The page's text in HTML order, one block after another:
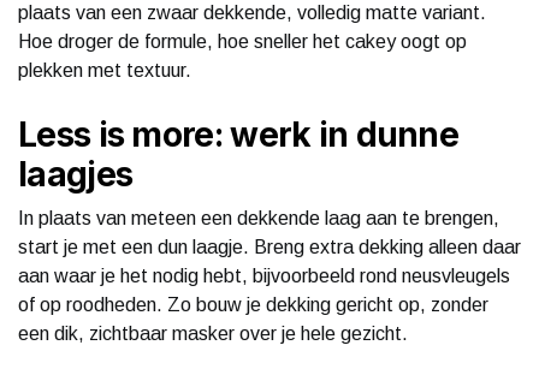
plaats van een zwaar dekkende, volledig matte variant.
Hoe droger de formule, hoe sneller het cakey oogt op
plekken met textuur.
Less is more: werk in dunne
laagjes
In plaats van meteen een dekkende laag aan te brengen,
start je met een dun laagje. Breng extra dekking alleen daar
aan waar je het nodig hebt, bijvoorbeeld rond neusvleugels
of op roodheden. Zo bouw je dekking gericht op, zonder
een dik, zichtbaar masker over je hele gezicht.